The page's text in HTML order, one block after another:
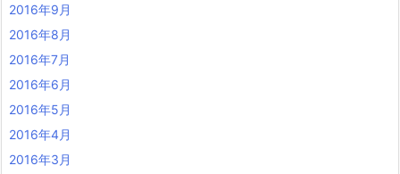
2016年9月
2016年8月
2016年7月
2016年6月
2016年5月
2016年4月
2016年3月